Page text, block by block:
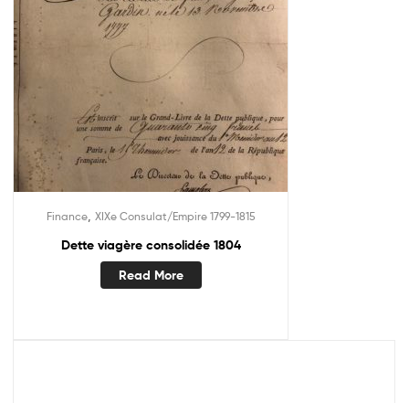
Finance, XIXe Consulat/Empire 1799-1815
Dette viagère consolidée 1804
Read More